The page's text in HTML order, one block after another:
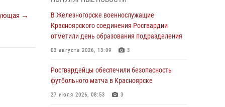
→
В Красноярске взрывотехники
спецподразделения Росгвардии уничтожили
артиллерийский снаряд
05 августа 2026, 04:52 1
В Красноярске сотрудники
вневедомственной охраны Росгвардии
задержали подозреваемого в серии краж из
В Железногорске военнослужащие
Красноярского соединения Росгвардии
отметили день образования подразделения
03 августа 2026, 13:09 3
Росгвардейцы обеспечили безопасность
футбольного матча в Красноярске
27 июля 2026, 08:53 3